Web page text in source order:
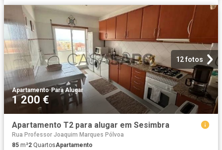
12 fotos
Apartamento· Para Alugar
1 200 €
Apartamento T2 para alugar em Sesimbra
Rua Professor Joaquim Marques Pólvoa
85 m²2 QuartosApartamento